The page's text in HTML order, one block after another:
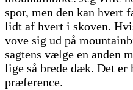
spor, men den kan hvert
lidt af hvert i skoven.
vove sig ud på
sagtens vælge en anden
lige så brede dæk. Det
præference.